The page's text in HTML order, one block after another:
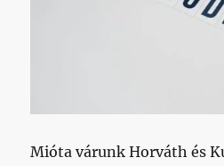
Mióta várunk Horváth és